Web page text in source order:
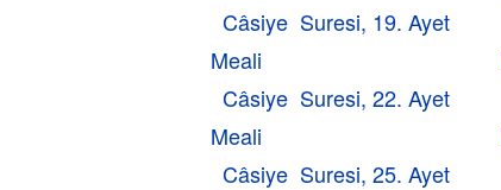
Câsiye Suresi, 19. Ayet
Meali
Câsiye Suresi, 22. Ayet
Meali
Câsiye Suresi, 25. Ayet